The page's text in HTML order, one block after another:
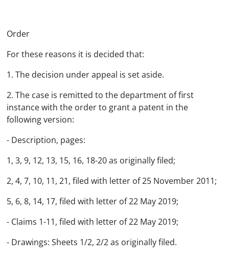
Order
For these reasons it is decided that:
1. The decision under appeal is set aside.
2. The case is remitted to the department of first
instance with the order to grant a patent in the
following version:
- Description, pages:
1, 3, 9, 12, 13, 15, 16, 18-20 as originally filed;
2, 4, 7, 10, 11, 21, filed with letter of 25 November 2011;
5, 6, 8, 14, 17, filed with letter of 22 May 2019;
- Claims 1-11, filed with letter of 22 May 2019;
- Drawings: Sheets 1/2, 2/2 as originally filed.